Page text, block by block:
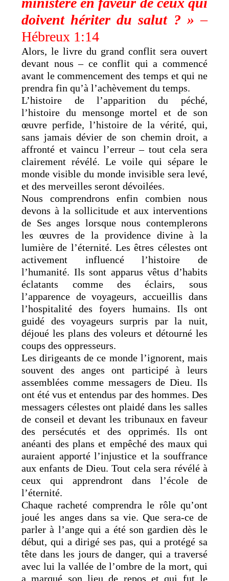
doivent hériter du salut ? » –
Hébreux 1:14
Alors, le livre du grand conflit sera ouvert
devant nous – ce conflit qui a commencé
avant le commencement des temps et qui ne
prendra fin qu’à l’achèvement du temps.
L’histoire de l’apparition du péché,
l’histoire du mensonge mortel et de son
œuvre perfide, l’histoire de la vérité, qui,
sans jamais dévier de son chemin droit, a
affronté et vaincu l’erreur – tout cela sera
clairement révélé. Le voile qui sépare le
monde visible du monde invisible sera levé,
et des merveilles seront dévoilées.
Nous comprendrons enfin combien nous
devons à la sollicitude et aux interventions
de Ses anges lorsque nous contemplerons
les œuvres de la providence divine à la
lumière de l’éternité. Les êtres célestes ont
activement influencé l’histoire de
l’humanité. Ils sont apparus vêtus d’habits
éclatants comme des éclairs, sous
l’apparence de voyageurs, accueillis dans
l’hospitalité des foyers humains. Ils ont
guidé des voyageurs surpris par la nuit,
déjoué les plans des voleurs et détourné les
coups des oppresseurs.
Les dirigeants de ce monde l’ignorent, mais
souvent des anges ont participé à leurs
assemblées comme messagers de Dieu. Ils
ont été vus et entendus par des hommes. Des
messagers célestes ont plaidé dans les salles
de conseil et devant les tribunaux en faveur
des persécutés et des opprimés. Ils ont
anéanti des plans et empêché des maux qui
auraient apporté l’injustice et la souffrance
aux enfants de Dieu. Tout cela sera révélé à
ceux qui apprendront dans l’école de
l’éternité.
Chaque racheté comprendra le rôle qu’ont
joué les anges dans sa vie. Que sera-ce de
parler à l’ange qui a été son gardien dès le
début, qui a dirigé ses pas, qui a protégé sa
tête dans les jours de danger, qui a traversé
avec lui la vallée de l’ombre de la mort, qui
a marqué son lieu de repos et qui fut le